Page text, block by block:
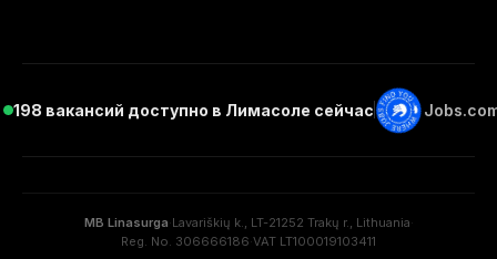
198 вакансий доступно в Лимасоле сейчас
MB Linasurga·Lavariškių k., LT-21252 Trakų r., Lithuania·
Reg. No. 306666186·VAT LT100019103411